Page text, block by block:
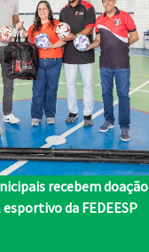
recebem doação
da FEDEESP